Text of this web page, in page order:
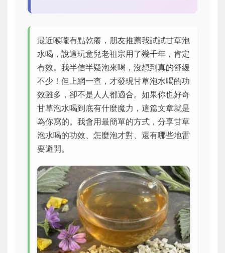
最近喉嚨有點乾癢，朋友推薦我試試甘草泡
水喝，說這玩意兒老祖宗用了幾千年，肯定
有效。我半信半疑泡來喝，沒想到真的舒緩
不少！但上網一查，才發現甘草泡水喝的功
效雖多，卻不是人人都適合。如果你也好奇
甘草泡水喝到底有什麼魔力，這篇文章就是
為你寫的。我會用最簡單的方式，分享甘草
泡水喝的功效、怎麼泡才對、還有哪些地雷
要避開。